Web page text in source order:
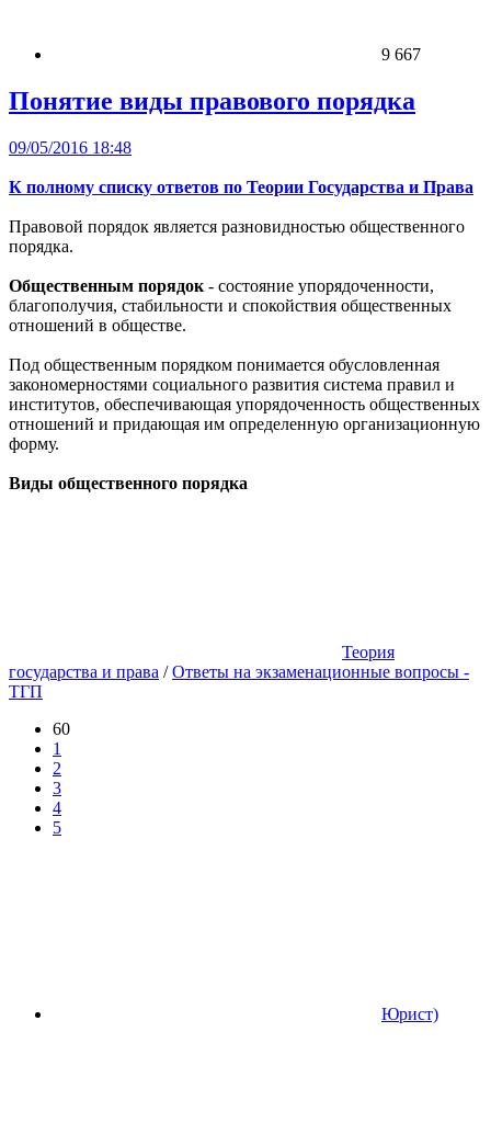
9 667
Понятие виды правового порядка
09/05/2016 18:48
К полному списку ответов по Теории Государства и Права
Правовой порядок является разновидностью общественного
порядка.
Общественным порядок - состояние упорядоченности,
благополучия, стабильности и спокойствия общественных
отношений в обществе.
Под общественным порядком понимается обусловленная
закономерностями социального развития система правил и
институтов, обеспечивающая упорядоченность общественных
отношений и придающая им определенную организационную
форму.
Виды общественного порядка
Теория
государства и права /Ответы на экзаменационные вопросы -
ТГП
60
1
2
3
4
5
Юрист)